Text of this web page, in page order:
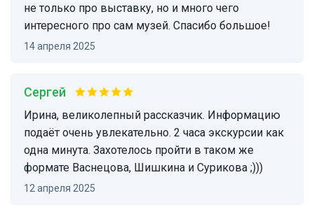
не только про выставку, но и много чего
интересного про сам музей. Спасибо большое!
14 апреля 2025
Сергей
Ирина, великолепный рассказчик. Информацию
подаёт очень увлекательно. 2 часа экскурсии как
одна минута. Захотелось пройти в таком же
формате Васнецова, Шишкина и Сурикова ;)))
12 апреля 2025